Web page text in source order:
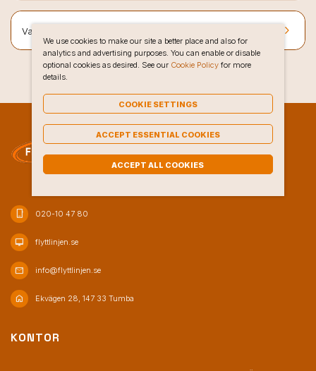
keyboard_arrow_right
Vad kostar dödsbotömning
phone_iphone 020-10 47 80
desktop_mac flyttlinjen.se
mail info@flyttlinjen.se
home Ekvägen 28, 147 33 Tumba
KONTOR
We use cookies to make our site a better place and also for
analytics and advertising purposes. You can enable or disable
optional cookies as desired. See our Cookie Policyfor more
details.
COOKIE SETTINGS
ACCEPT ESSENTIAL COOKIES
ACCEPT ALL COOKIES